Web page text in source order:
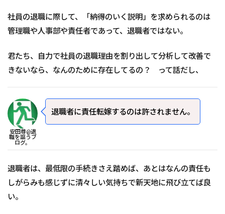
社員の退職に際して、「納得のいく説明」を求められるのは
管理職や人事部や責任者であって、退職者ではない。
君たち、自力で社員の退職理由を割り出して分析して改善で
きないなら、なんのために存在してるの？ って話だし、
安田尊@退
職を謳うブ
ログ。
退職者に責任転嫁するのは許されません。
退職者は、最低限の手続きさえ踏めば、あとはなんの責任も
しがらみも感じずに清々しい気持ちで新天地に飛び立てば良
い。